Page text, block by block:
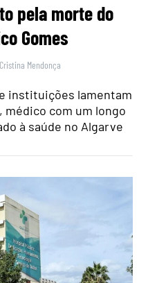
pela morte do
Gomes
Cristina Mendonça
instituições lamentam
médico com um longo
à saúde no Algarve